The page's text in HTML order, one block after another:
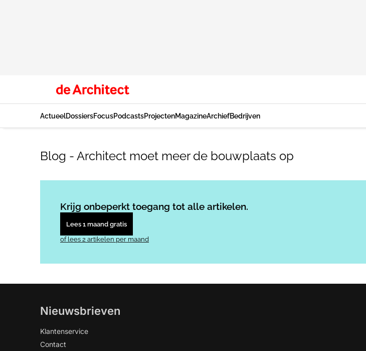
ActueelDossiersFocusPodcastsProjectenMagazineArchiefBedrijven
Blog - Architect moet meer de bouwplaats op
Krijg onbeperkt toegang tot alle artikelen.
Lees 1 maand gratis
of lees 2 artikelen per maand
Nieuwsbrieven
Klantenservice
Contact